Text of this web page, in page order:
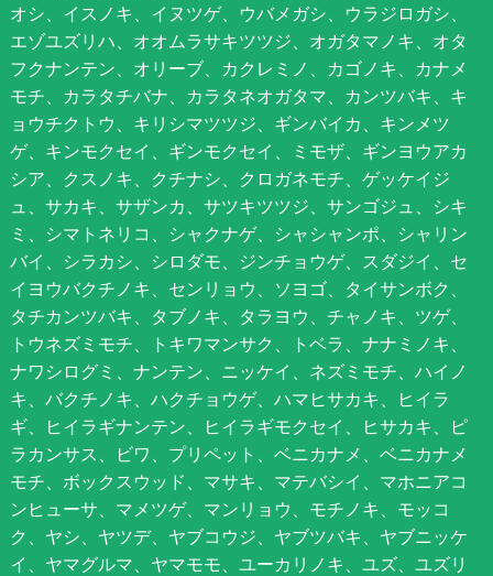
オシ、イスノキ、イヌツゲ、ウバメガシ、ウラジロガシ、
エゾユズリハ、オオムラサキツツジ、オガタマノキ、オタ
フクナンテン、オリーブ、カクレミノ、カゴノキ、カナメ
モチ、カラタチバナ、カラタネオガタマ、カンツバキ、キ
ョウチクトウ、キリシマツツジ、ギンバイカ、キンメツ
ゲ、キンモクセイ、ギンモクセイ、ミモザ、ギンヨウアカ
シア、クスノキ、クチナシ、クロガネモチ、ゲッケイジ
ュ、サカキ、サザンカ、サツキツツジ、サンゴジュ、シキ
ミ、シマトネリコ、シャクナゲ、シャシャンポ、シャリン
バイ、シラカシ、シロダモ、ジンチョウゲ、スダジイ、セ
イヨウバクチノキ、センリョウ、ソヨゴ、タイサンボク、
タチカンツバキ、タブノキ、タラヨウ、チャノキ、ツゲ、
トウネズミモチ、トキワマンサク、トベラ、ナナミノキ、
ナワシログミ、ナンテン、ニッケイ、ネズミモチ、ハイノ
キ、バクチノキ、ハクチョウゲ、ハマヒサカキ、ヒイラ
ギ、ヒイラギナンテン、ヒイラギモクセイ、ヒサカキ、ピ
ラカンサス、ビワ、プリペット、ベニカナメ、ベニカナメ
モチ、ボックスウッド、マサキ、マテバシイ、マホニアコ
ンヒューサ、マメツゲ、マンリョウ、モチノキ、モッコ
ク、ヤシ、ヤツデ、ヤブコウジ、ヤブツバキ、ヤブニッケ
イ、ヤマグルマ、ヤマモモ、ユーカリノキ、ユズ、ユズリ